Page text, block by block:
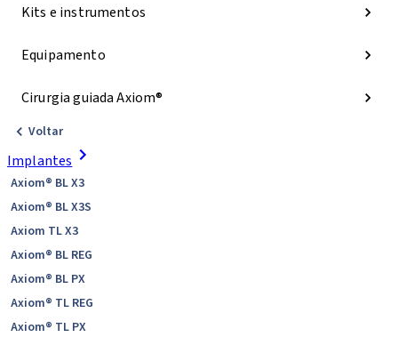
Kits e instrumentos
Equipamento
Cirurgia guiada Axiom®
Voltar
Implantes
Axiom® BL X3
Axiom® BL X3S
Axiom TL X3
Axiom® BL REG
Axiom® BL PX
Axiom® TL REG
Axiom® TL PX